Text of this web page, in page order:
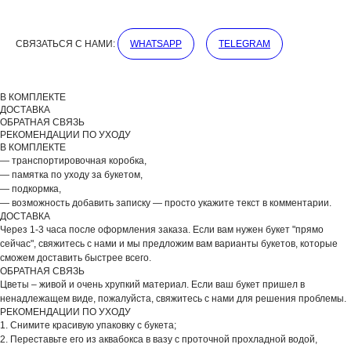
СВЯЗАТЬСЯ С НАМИ: WHATSAPP TELEGRAM
В КОМПЛЕКТЕ
ДОСТАВКА
ОБРАТНАЯ СВЯЗЬ
РЕКОМЕНДАЦИИ ПО УХОДУ
В КОМПЛЕКТЕ
— транспортировочная коробка,
— памятка по уходу за букетом,
— подкормка,
— возможность добавить записку — просто укажите текст в комментарии.
ДОСТАВКА
Через 1-3 часа после оформления заказа. Если вам нужен букет "прямо
сейчас", свяжитесь с нами и мы предложим вам варианты букетов, которые
сможем доставить быстрее всего.
ОБРАТНАЯ СВЯЗЬ
Цветы – живой и очень хрупкий материал. Если ваш букет пришел в
ненадлежащем виде, пожалуйста, свяжитесь с нами для решения проблемы.
РЕКОМЕНДАЦИИ ПО УХОДУ
1. Снимите красивую упаковку с букета;
2. Переставьте его из аквабокса в вазу с проточной прохладной водой,
ВЫБЕРИТЕ ВАЗУ